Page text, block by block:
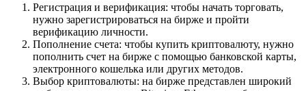
Регистрация и верификация: чтобы начать торговать,
нужно зарегистрироваться на бирже и пройти
верификацию личности.
Пополнение счета: чтобы купить криптовалюту, нужно
пополнить счет на бирже с помощью банковской карты,
электронного кошелька или других методов.
Выбор криптовалюты: на бирже представлен широкий